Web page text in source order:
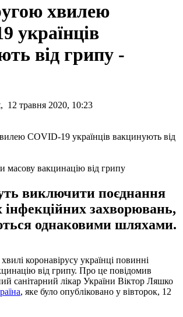
хвилею
українців
від грипу -
12 травня 2020, 10:23
масову вакцинацію від грипу
виключити поєднання
інфекційних захворювань,
однаковими шляхами.
коронавірусу українці повинні
від грипу. Про це повідомив
санітарний лікар України Віктор Ляшко
, яке було опубліковано у вівторок, 12